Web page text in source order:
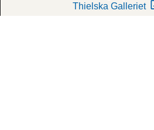
Thielska Galleriet